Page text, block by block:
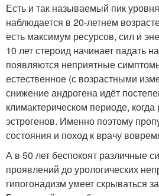
Есть и так называемый пик
наблюдается в 20-летнем
есть максимум ресурсов, сил и
10 лет стероид начинает падать
появляются неприятные
естественное (с возрастными
снижение андрогена идёт
климактерическом периоде,
эстрогенов. Именно поэтому
состояния и поход к врачу
А в 50 лет беспокоят различные
проявлений до урологических
гипогонадизм умеет скрываться